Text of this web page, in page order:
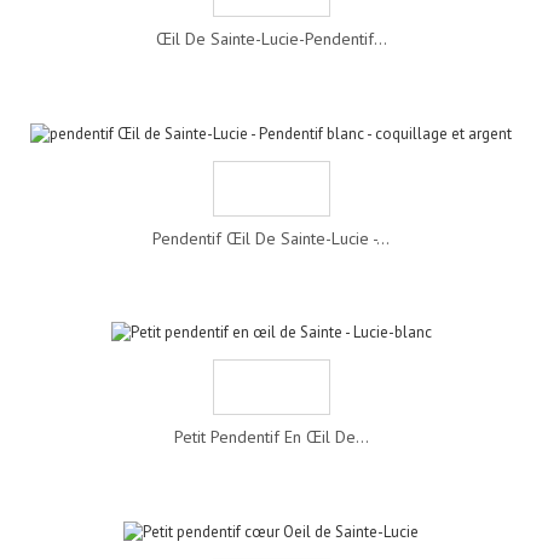
Œil De Sainte-Lucie-Pendentif...
Pendentif Œil De Sainte-Lucie -...
Petit Pendentif En Œil De...